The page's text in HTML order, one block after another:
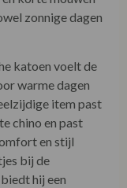
zonnige dagen
katoen voelt de
warme dagen
item past
chino en past
en stijl
bij de
hij een